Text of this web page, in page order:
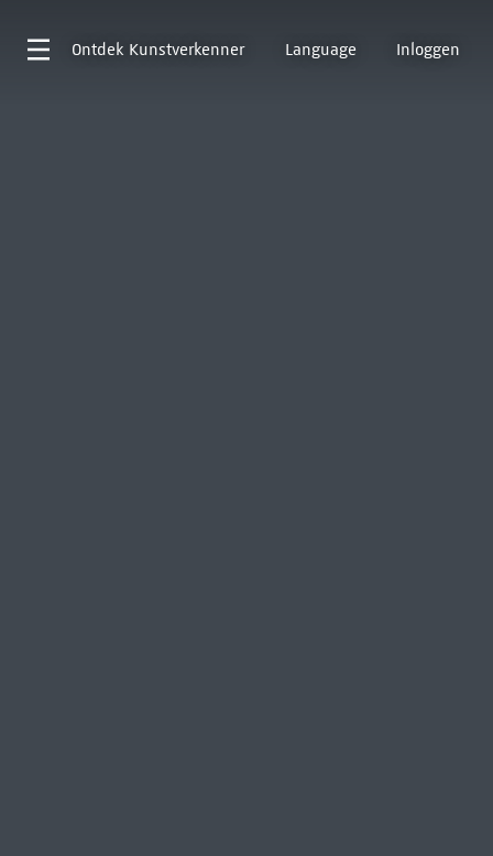
Ontdek Kunstverkenner Language Inloggen